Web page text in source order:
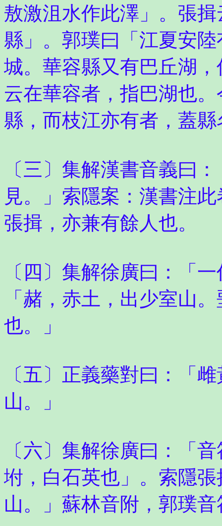
敖激沮水作此澤」。張
縣」。郭璞曰「江夏安
城。華容縣又有巴丘湖
云在華容者，指巴湖也
縣，而枝江亦有者，蓋
〔三〕集解漢書音義曰
見。」索隱案：漢書注
張揖，亦兼有餘人也。
〔四〕集解徐廣曰：「
「赭，赤土，出少室山
也。」
〔五〕正義藥對曰：「
山。」
〔六〕集解徐廣曰：「
坿，白石英也」。索隱
山。」蘇林音附，郭璞